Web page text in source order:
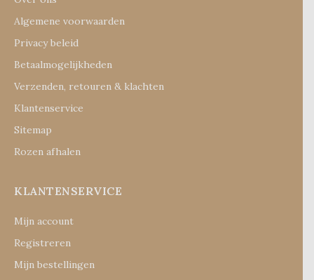
Algemene voorwaarden
Privacy beleid
Betaalmogelijkheden
Verzenden, retouren & klachten
Klantenservice
Sitemap
Rozen afhalen
KLANTENSERVICE
Mijn account
Registreren
Mijn bestellingen